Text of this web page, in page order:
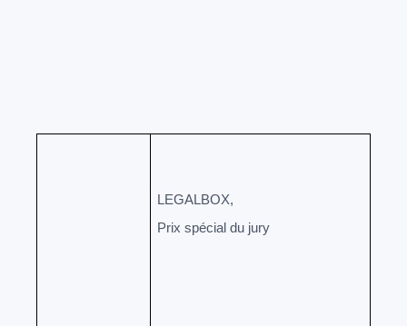
LEGALBOX,
Prix spécial du jury